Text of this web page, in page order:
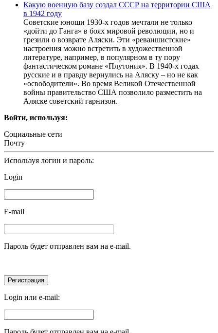
Какую военную базу создал СССР на территории США
в 1942 году
Советские юноши 1930-х годов мечтали не только
«дойти до Ганга» в боях мировой революции, но и
грезили о возврате Аляски. Эти «реваншистские»
настроения можно встретить в художественной
литературе, например, в популярном в ту пору
фантастическом романе «Плутония». В 1940-х годах
русские и в правду вернулись на Аляску – но не как
«освободители». Во время Великой Отечественной
войны правительство США позволило разместить на
Аляске советский гарнизон.
Войти, используя:
Социальные сети
Почту
Используя логин и пароль:
Login
E-mail
Пароль будет отправлен вам на e-mail.
Login или e-mail: